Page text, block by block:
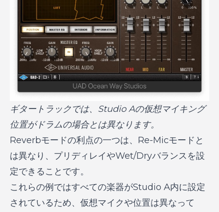
ギタートラックでは、Studio Aの仮想マイキング
位置がドラムの場合とは異なります。
Reverbモードの利点の一つは、Re-Micモードと
は異なり、プリディレイやWet/Dryバランスを設
定できることです。
これらの例ではすべての楽器がStudio A内に設定
されているため、仮想マイクや位置は異なって